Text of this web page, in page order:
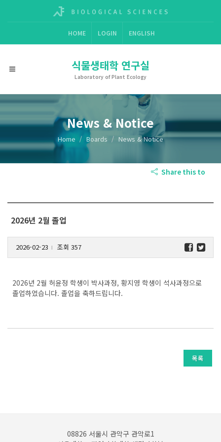
HOME LOGIN ENGLISH
식물생태학 연구실
Laboratory of Plant Ecology
News & Notice
Home Boards News & Notice
Share this to
2026년 2월 졸업
2026-02-23 l 조회 357
2026년 2월 허윤정 학생이 박사과정, 황지영 학생이 석사과정으로
졸업하였습니다. 졸업을 축하드립니다.
목록
08826 서울시 관악구 관악로1